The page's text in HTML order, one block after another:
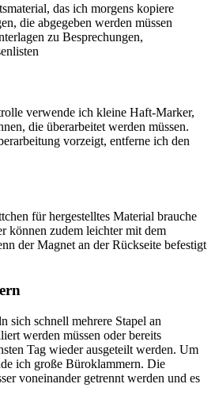
das ich morgens kopiere
die abgegeben werden müssen
zu Besprechungen,
verwende ich kleine Haft-Marker,
die überarbeitet werden müssen.
vorzeigt, entferne ich den
für hergestelltes Material brauche
können zudem leichter mit dem
der Magnet an der Rückseite befestigt
sich schnell mehrere Stapel an
werden müssen oder bereits
Tag wieder ausgeteilt werden. Um
ich große Büroklammern. Die
voneinander getrennt werden und es